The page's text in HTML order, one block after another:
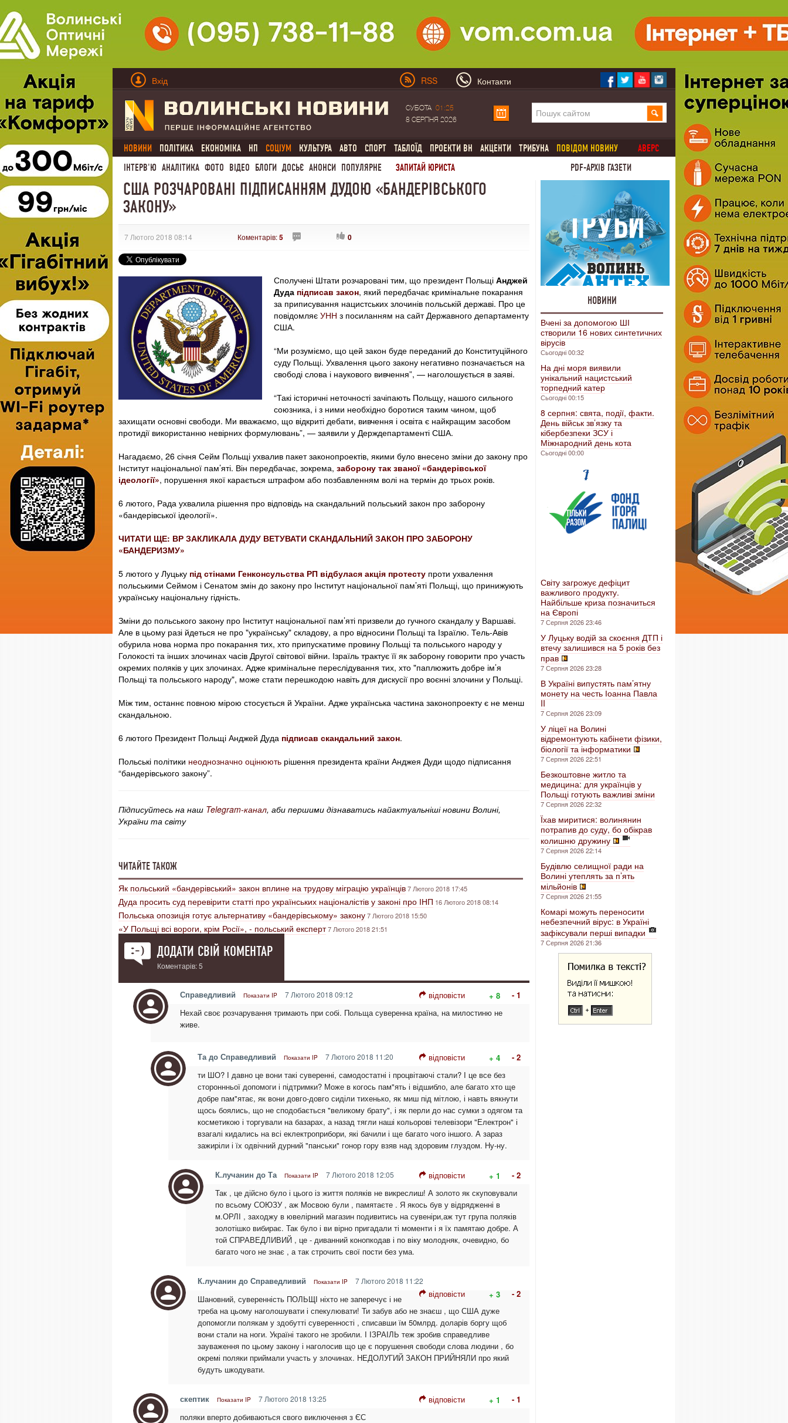
Вхід RSS Контакти
СУБОТА
01:25
8 СЕРПНЯ 2026
НОВИНИ ПОЛІТИКА ЕКОНОМІКА НП СОЦІУМ КУЛЬТУРА АВТО СПОРТ ТАБЛОЇД ПРОЕКТИ ВН АКЦЕНТИ ТРИБУНА ПОВІДОМ НОВИНУ
АВЕРС
ІНТЕРВ'Ю АНАЛІТИКА ФОТО ВІДЕО БЛОГИ ДОСЬЄ АНОНСИ ПОПУЛЯРНЕ ЗАПИТАЙ ЮРИСТА PDF-АРХІВ ГАЗЕТИ
США РОЗЧАРОВАНІ ПІДПИСАННЯМ ДУДОЮ «БАНДЕРІВСЬКОГО
ЗАКОНУ»
7 Лютого 2018 08:14 Коментарів:5 0
Сполучені Штати розчаровані тим, що президент Польщі Анджей
Дуда підписав закон, який передбачає кримінальне покарання
за приписування нацистських злочинів польській державі. Про це
повідомляє УНН з посиланням на сайт Державного департаменту
США.
“Ми розуміємо, що цей закон буде переданий до Конституційного
суду Польщі. Ухвалення цього закону негативно позначається на
свободі слова і наукового вивчення”, — наголошується в заяві.
“Такі історичні неточності зачіпають Польщу, нашого сильного
союзника, і з ними необхідно боротися таким чином, щоб
захищати основні свободи. Ми вважаємо, що відкриті дебати, вивчення і освіта є найкращим засобом
протидії використанню невірних формулювань”, — заявили у Держдепартаменті США.
Нагадаємо, 26 січня Сейм Польщі ухвалив пакет законопроектів, якими було внесено зміни до закону про
Інститут національної пам’яті. Він передбачає, зокрема, заборону так званої «бандерівської
ідеології», порушення якої карається штрафом або позбавленням волі на термін до трьох років.
6 лютого, Рада ухвалила рішення про відповідь на скандальний польський закон про заборону
«бандерівської ідеології».
ЧИТАТИ ЩЕ: ВР ЗАКЛИКАЛА ДУДУ ВЕТУВАТИ СКАНДАЛЬНИЙ ЗАКОН ПРО ЗАБОРОНУ
«БАНДЕРИЗМУ»
5 лютого у Луцьку під стінами Генконсульства РП відбулася акція протесту проти ухвалення
польськими Сеймом і Сенатом змін до закону про Інститут національної пам’яті Польщі, що принижують
українську національну гідність.
Зміни до польського закону про Інститут національної пам’яті призвели до гучного скандалу у Варшаві.
Але в цьому разі йдеться не про "українську" складову, а про відносини Польщі та Ізраїлю. Тель-Авів
обурила нова норма про покарання тих, хто припускатиме провину Польщі та польського народу у
Голокості та інших злочинах часів Другої світової війни. Ізраїль трактує її як заборону говорити про участь
окремих поляків у цих злочинах. Адже кримінальне переслідування тих, хто "паплюжить добре ім’я
Польщі та польського народу", може стати перешкодою навіть для дискусії про воєнні злочини у Польщі.
Між тим, останнє повною мірою стосується й України. Адже українська частина законопроекту є не менш
скандальною.
6 лютого Президент Польщі Анджей Дуда підписав скандальний закон.
Польські політики неоднозначно оцінюють рішення президента країни Анджея Дуди щодо підписання
“бандерівського закону”.
Підписуйтесь на наш Telegram-канал, аби першими дізнаватись найактуальніші новини Волині,
України та світу
ЧИТАЙТЕ ТАКОЖ
Як польський «бандерівський» закон вплине на трудову міграцію українців7 Лютого 2018 17:45
Дуда просить суд перевірити статті про українських націоналістів у законі про ІНП 16 Лютого 2018 08:14
Польська опозиція готує альтернативу «бандерівському» закону7 Лютого 2018 15:50
«У Польщі всі вороги, крім Росії», - польський експерт7 Лютого 2018 21:51
ДОДАТИ СВІЙ КОМЕНТАР
Коментарів: 5
Справедливий Показати IP 7 Лютого 2018 09:12 відповісти + 8
- 1
Нехай своє розчарування тримають при собі. Польща суверенна країна, на милостиню не
живе.
Та до Справедливий Показати IP 7 Лютого 2018 11:20 відповісти + 4
- 2
ти ШО? І давно це вони такі суверенні, самодостатні і процвітаючі стали? І це все без
стороннньої допомоги і підтримки? Може в когось пам"ять і відшибло, але багато хто ще
добре пам"ятає, як вони довго-довго сиділи тихенько, як миш під мітлою, і навть вякнути
щось боялись, що не сподобається "великому брату", і як перли до нас сумки з одягом та
косметикою і торгували на базарах, а назад тягли наші кольорові телевізори "Електрон" і
взагалі кидались на всі еклектроприбори, які бачили і ще багато чого іншого. А зараз
зажиріли і їх одвічний дурний "панськи" гонор гору взяв над здоровим глуздом. Ну-ну.
К.лучанин до Та Показати IP 7 Лютого 2018 12:05 відповісти + 1
- 2
Так , це дійсно було і цього із життя поляків не викреслиш! А золото як скуповували
по всьому СОЮЗУ , аж Мосвою були , памятаєте . Я якось був у відрядженні в
м.ОРЛІ , заходжу в ювелірний магазин подивитись на сувеніри,аж тут група поляків
золотішко вибирає. Так було і ви вірно пригадали ті моменти і я їх памятаю добре. А
той СПРАВЕДЛИВИЙ , це - диванний конопкодав і по віку молодняк, очевидно, бо
багато чого не знає , а так строчить свої пости без ума.
К.лучанин до Справедливий Показати IP 7 Лютого 2018 11:22
відповісти + 3 - 2
Шановний, суверенність ПОЛЬЩІ ніхто не заперечує і не
треба на цьому наголошувати і спекулювати! Ти забув або не знаєш , що США дуже
допомогли полякам у здобутті суверенності , списавши їм 50млрд. доларів боргу щоб
вони стали на ноги. Україні такого не зробили. І ІЗРАІЛЬ теж зробив справедливе
зауваження по цьому закону і наголосив що це є порушення свободи слова людини , бо
окремі поляки приймали участь у злочинах. НЕДОЛУГИЙ ЗАКОН ПРИЙНЯЛИ про який
будуть шкодувати.
скептик Показати IP 7 Лютого 2018 13:25 відповісти + 1
- 1
поляки вперто добиваються свого виключення з ЄС
НОВИНИ
Вчені за допомогою ШІ
створили 16 нових синтетичних
вірусів
Сьогодні 00:32
На дні моря виявили
унікальний нацистський
торпедний катер
Сьогодні 00:15
8 серпня: свята, події, факти.
День військ зв’язку та
кібербезпеки ЗСУ і
Міжнародний день кота
Сьогодні 00:00
Світу загрожує дефіцит
важливого продукту.
Найбільше криза позначиться
на Європі
7 Серпня 2026 23:46
У Луцьку водій за скоєння ДТП і
втечу залишився на 5 років без
прав
7 Серпня 2026 23:28
В Україні випустять пам’ятну
монету на честь Іоанна Павла
II
7 Серпня 2026 23:09
У ліцеї на Волині
відремонтують кабінети фізики,
біології та інформатики
7 Серпня 2026 22:51
Безкоштовне житло та
медицина: для українців у
Польщі готують важливі зміни
7 Серпня 2026 22:32
Їхав миритися: волинянин
потрапив до суду, бо обікрав
колишню дружину
7 Серпня 2026 22:14
Будівлю селищної ради на
Волині утеплять за п’ять
мільйонів
7 Серпня 2026 21:55
Комарі можуть переносити
небезпечний вірус: в Україні
зафіксували перші випадки
7 Серпня 2026 21:36